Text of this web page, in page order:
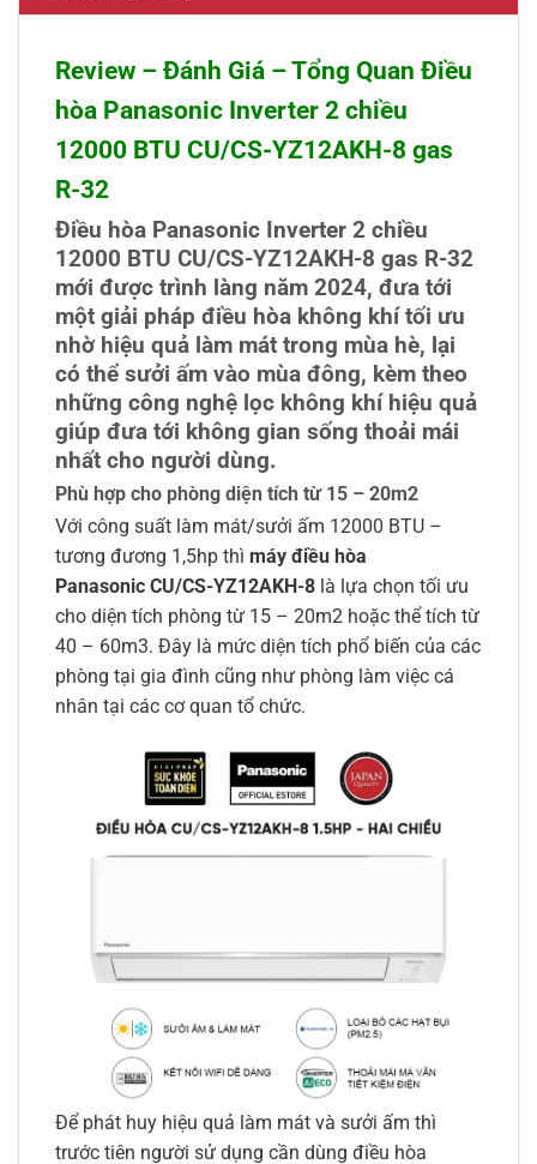
Review – Đánh Giá – Tổng Quan Điều
hòa Panasonic Inverter 2 chiều
12000 BTU CU/CS-YZ12AKH-8 gas
R-32
Điều hòa Panasonic Inverter 2 chiều
12000 BTU CU/CS-YZ12AKH-8 gas R-32
mới được trình làng năm 2024, đưa tới
một giải pháp điều hòa không khí tối ưu
nhờ hiệu quả làm mát trong mùa hè, lại
có thể sưởi ấm vào mùa đông, kèm theo
những công nghệ lọc không khí hiệu quả
giúp đưa tới không gian sống thoải mái
nhất cho người dùng.
Phù hợp cho phòng diện tích từ 15 – 20m2
Với công suất làm mát/sưởi ấm 12000 BTU –
tương đương 1,5hp thì máy điều hòa
Panasonic CU/CS-YZ12AKH-8 là lựa chọn tối ưu
cho diện tích phòng từ 15 – 20m2 hoặc thể tích từ
40 – 60m3. Đây là mức diện tích phổ biến của các
phòng tại gia đình cũng như phòng làm việc cá
nhân tại các cơ quan tổ chức.
Để phát huy hiệu quả làm mát và sưởi ấm thì
trước tiên người sử dụng cần dùng điều hòa